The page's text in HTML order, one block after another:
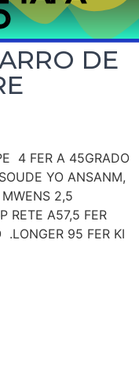
DE
4 FER A 45GRADO
YO ANSANM,
2,5
RETE A57,5 FER
.LONGER 95 FER KI